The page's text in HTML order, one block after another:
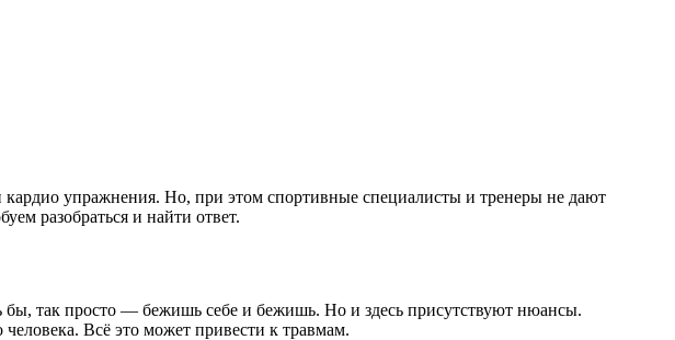
кардио упражнения. Но, при этом спортивные специалисты и тренеры не дают
разобраться и найти ответ.
бы, так просто — бежишь себе и бежишь. Но и здесь присутствуют нюансы.
Всё это может привести к травмам.